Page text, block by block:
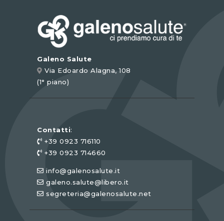
Galeno Salute
Via Edoardo Alagna, 108
(1° piano)
Contatti:
+39 0923 716110
+39 0923 714660
info@galenosalute.it
galeno.salute@libero.it
segreteria@galenosalute.net